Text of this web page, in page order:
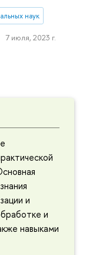
и
и
навыками
наук
7 июля, 2023 г.